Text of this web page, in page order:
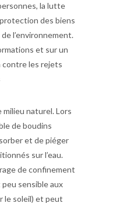
la lutte
des biens
l’environnement.
et sur un
les rejets
milieu naturel. Lors
de boudins
et de piéger
sur l’eau.
de confinement
sensible aux
le soleil) et peut